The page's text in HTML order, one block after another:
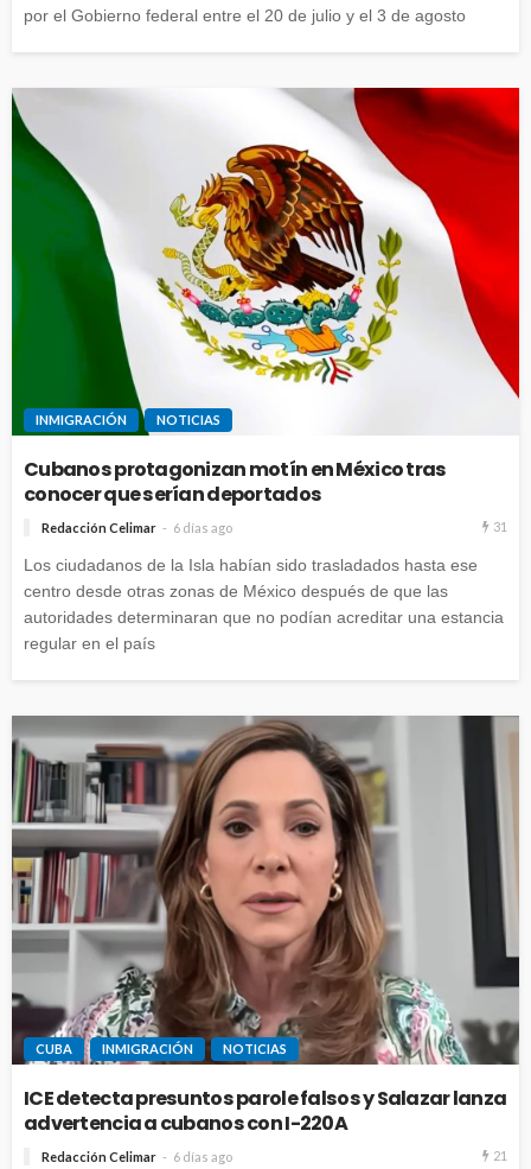
por el Gobierno federal entre el 20 de julio y el 3 de agosto
INMIGRACIÓN NOTICIAS
Cubanos protagonizan motín en México tras
conocer que serían deportados
Redacción Celimar 6 días ago 31
Los ciudadanos de la Isla habían sido trasladados hasta ese
centro desde otras zonas de México después de que las
autoridades determinaran que no podían acreditar una estancia
regular en el país
CUBA INMIGRACIÓN NOTICIAS
ICE detecta presuntos parole falsos y Salazar lanza
advertencia a cubanos con I-220A
Redacción Celimar 6 días ago 21